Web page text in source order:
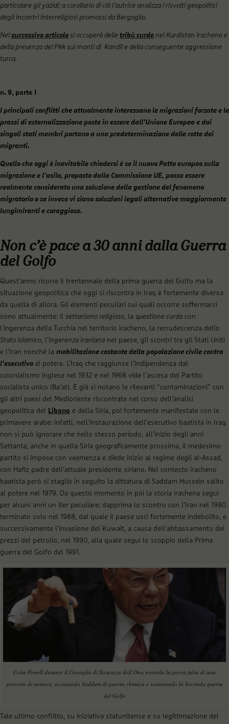
particolare gli yazidi; a corollario di ciò l’autrice analizza i risvolti geopolitici
degli incontri interreligiosi promossi da Bergoglio.
Nel successivo articolo si occuperà delle tribù curde nel Kurdistan iracheno e
della presenza del Pkk sui monti di Kandil e della conseguente aggressione
turca.
n. 9, parte I
I principali conflitti che attualmente interessano le migrazioni forzate e le
prassi di esternalizzazione poste in essere dall’Unione Europea e dai
singoli stati membri portano a una predeterminazione delle rotte dei
migranti.
Quello che oggi è inevitabile chiedersi è se il nuovo Patto europeo sulla
migrazione e l’asilo, proposto dalla Commissione UE, possa essere
realmente considerato una soluzione della gestione del fenomeno
migratorio o se invece vi siano soluzioni legali alternative maggiormente
lungimiranti e coraggiose.
Non c’è pace a 30 anni dalla Guerra
del Golfo
Quest’anno ricorre il trentennale della prima guerra del Golfo ma la
situazione geopolitica che oggi si riscontra in Iraq è fortemente diversa
da quella di allora. Gli elementi peculiari sui quali occorre soffermarsi
sono attualmente: il settarismo religioso, la questione curda con
l’ingerenza della Turchia nel territorio iracheno, la recrudescenza dello
Stato Islamico, l’ingerenza iraniana nel paese, gli scontri tra gli Stati Uniti
e l’Iran nonché la mobilitazione costante della popolazione civile contro
l’esecutivo al potere. L’Iraq che raggiunse l’indipendenza dal
colonialismo inglese nel 1932 e nel 1968 vide l’ascesa del Partito
socialista unico (Ba’at). E già si notano le rilevanti “contaminazioni” con
gli altri paesi del Medioriente riscontrate nel corso dell’analisi
geopolitica del Libano e della Siria, poi fortemente manifestate con le
primavere arabe: infatti, nell’instaurazione dell’esecutivo baatista in Iraq
non si può ignorare che nello stesso periodo, all’inizio degli anni
Settanta, anche in quella Siria geograficamente prossima, il medesimo
partito si impose con veemenza e diede inizio al regime degli al-Assad,
con Hafiz padre dell’attuale presidente siriano. Nel contesto iracheno
baatista però si stagliò in seguito la dittatura di Saddam Hussein salito
al potere nel 1979. Da questo momento in poi la storia irachena seguì
per alcuni anni un iter peculiare: dapprima lo scontro con l’Iran nel 1980
terminato solo nel 1988, dal quale il paese uscì fortemente indebolito, e
successivamente l’invasione del Kuwait, a causa dell’abbassamento dei
prezzi del petrolio, nel 1990, alla quale seguì lo scoppio della Prima
guerra del Golfo del 1991.
Colin Powell durante il Consiglio di Sicurezza dell’Onu sventola la prova falsa di una
provetta di antrace, accusando Saddam di guerra chimica e scatenando la Seconda guerra
del Golfo
Tale ultimo conflitto, su iniziativa statunitense e su legittimazione del